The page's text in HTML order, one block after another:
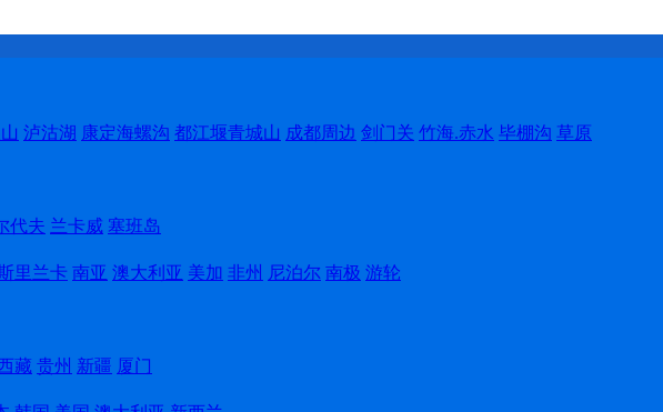
泸沽湖 康定海螺沟 都江堰青城山 成都周边 剑门关 竹海.赤水 毕棚沟 草原
代夫 兰卡威 塞班岛
里兰卡 南亚 澳大利亚 美加 非州 尼泊尔 南极 游轮
藏 贵州 新疆 厦门